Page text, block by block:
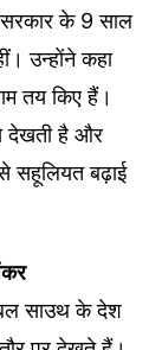
सरकार के 9 साल
उन्होंने कहा
तय किए हैं।
देखती है और
सहूलियत बढ़ाई
साउथ के देश